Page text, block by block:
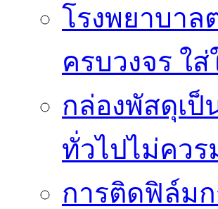
โรงพยาบาล
ครบวงจร ใ
กล่องพัสดุเ
ทั่วไปไม่ควร
การติดฟิล์ม